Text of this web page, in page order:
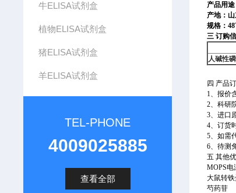
产品用
产地：
规格：
三 订购
人碱性
四 产品
1、报价
2、科研
3、进口
4、订货
5、如需
6、待测
五 其他
MOPS电
大鼠转
芍药苷
牛ELISA试剂盒
植物ELISA试剂盒
猪ELISA试剂盒
羊ELISA试剂盒
TEL-PHONE
4009025885
查看全部